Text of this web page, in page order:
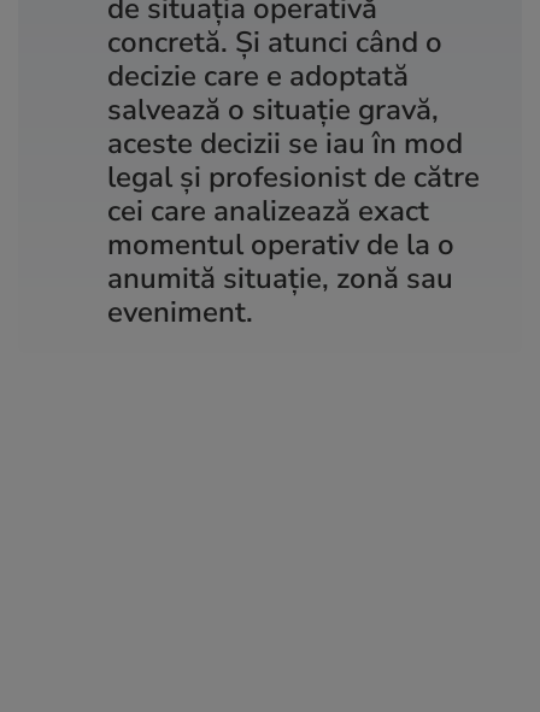
de situaţia operativă
concretă. Şi atunci când o
decizie care e adoptată
salvează o situaţie gravă,
aceste decizii se iau în mod
legal şi profesionist de către
cei care analizează exact
momentul operativ de la o
anumită situaţie, zonă sau
eveniment.